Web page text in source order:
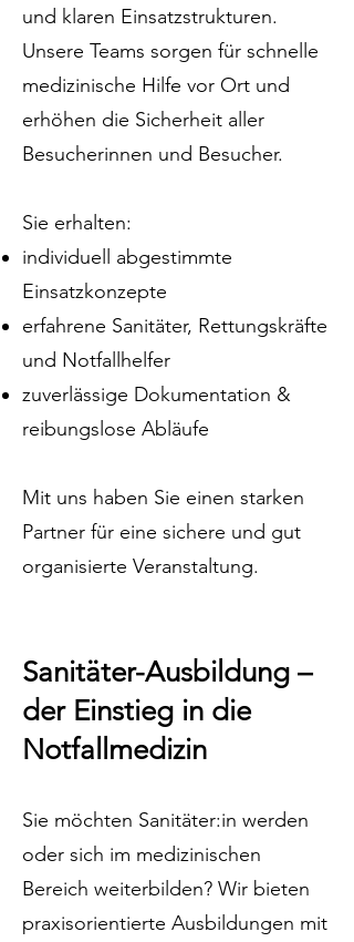
und klaren Einsatzstrukturen.
Unsere Teams sorgen für schnelle
medizinische Hilfe vor Ort und
erhöhen die Sicherheit aller
Besucherinnen und Besucher.
Sie erhalten:
individuell abgestimmte
Einsatzkonzepte
erfahrene Sanitäter, Rettungskräfte
und Notfallhelfer
zuverlässige Dokumentation &
reibungslose Abläufe
Mit uns haben Sie einen starken
Partner für eine sichere und gut
organisierte Veranstaltung.
Sanitäter-Ausbildung –
der Einstieg in die
Notfallmedizin
Sie möchten Sanitäter:in werden
oder sich im medizinischen
Bereich weiterbilden? Wir bieten
praxisorientierte Ausbildungen mit